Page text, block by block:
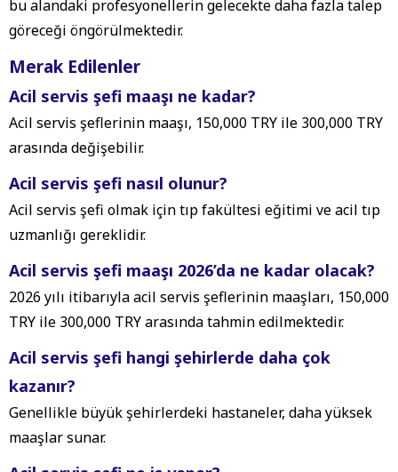
bu alandaki profesyonellerin gelecekte daha fazla talep
göreceği öngörülmektedir.
Merak Edilenler
Acil servis şefi maaşı ne kadar?
Acil servis şeflerinin maaşı, 150,000 TRY ile 300,000 TRY
arasında değişebilir.
Acil servis şefi nasıl olunur?
Acil servis şefi olmak için tıp fakültesi eğitimi ve acil tıp
uzmanlığı gereklidir.
Acil servis şefi maaşı 2026’da ne kadar olacak?
2026 yılı itibarıyla acil servis şeflerinin maaşları, 150,000
TRY ile 300,000 TRY arasında tahmin edilmektedir.
Acil servis şefi hangi şehirlerde daha çok
kazanır?
Genellikle büyük şehirlerdeki hastaneler, daha yüksek
maaşlar sunar.